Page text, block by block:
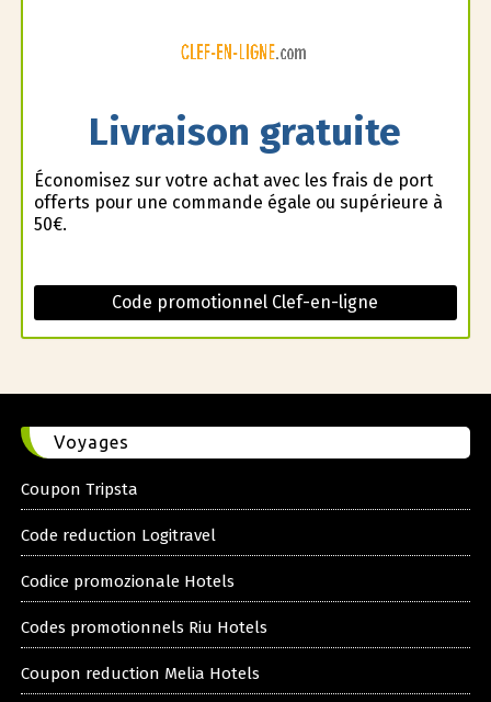
Livraison gratuite
Économisez sur votre achat avec les frais de port
offerts pour une commande égale ou supérieure à
50€.
Code promotionnel Clef-en-ligne
Voyages
Coupon Tripsta
Code reduction Logitravel
Codice promozionale Hotels
Codes promotionnels Riu Hotels
Coupon reduction Melia Hotels